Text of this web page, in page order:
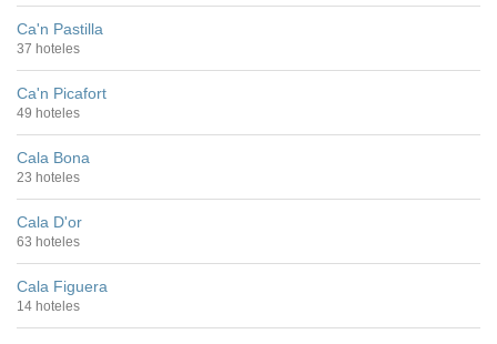
Ca'n Pastilla
37 hoteles
Ca'n Picafort
49 hoteles
Cala Bona
23 hoteles
Cala D'or
63 hoteles
Cala Figuera
14 hoteles